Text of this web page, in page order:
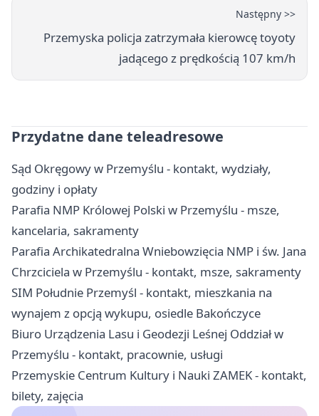
Następny >>
Przemyska policja zatrzymała kierowcę toyoty
jadącego z prędkością 107 km/h
Przydatne dane teleadresowe
Sąd Okręgowy w Przemyślu - kontakt, wydziały,
godziny i opłaty
Parafia NMP Królowej Polski w Przemyślu - msze,
kancelaria, sakramenty
Parafia Archikatedralna Wniebowzięcia NMP i św. Jana
Chrzciciela w Przemyślu - kontakt, msze, sakramenty
SIM Południe Przemyśl - kontakt, mieszkania na
wynajem z opcją wykupu, osiedle Bakończyce
Biuro Urządzenia Lasu i Geodezji Leśnej Oddział w
Przemyślu - kontakt, pracownie, usługi
Przemyskie Centrum Kultury i Nauki ZAMEK - kontakt,
bilety, zajęcia